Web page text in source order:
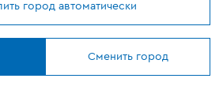
cookies
город автоматически
Сменить город